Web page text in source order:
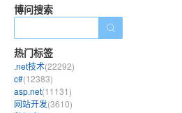
博问搜索
热门标签
.net技术(22292)
c#(12383)
asp.net(11131)
网站开发(3610)